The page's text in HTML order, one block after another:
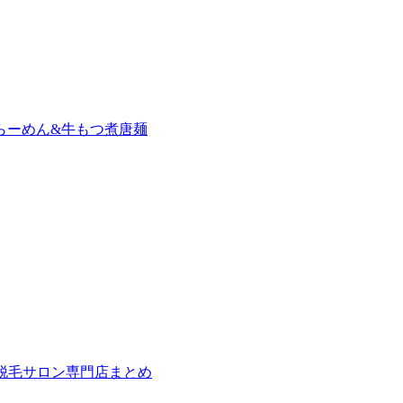
ーめん&牛もつ煮唐麺
毛サロン専門店まとめ